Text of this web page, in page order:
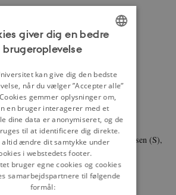
Ivar Nørgaard (S)
(S)
anliggender:Niels Matthiasen (S),
(S)
Jensen (S)
for Grønland:Jørgen Peder Hansen (S),
Larsen (S)
(S)
Poul Dalsager (S),
DANISH
giver dig en bedre
brugeroplevelse
kan give dig den bedste
når du vælger ”Accepter alle”
gemmer oplysninger om,
en bruger interagerer med et
dine data er anonymiseret, og de
til at identificere dig direkte.
altid ændre dit samtykke under
i webstedets footer.
bruger egne cookies og cookies
samarbejdspartnere til følgende
formål: